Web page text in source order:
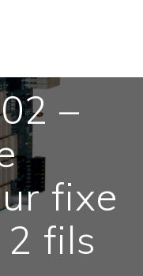
–
fixe
fils